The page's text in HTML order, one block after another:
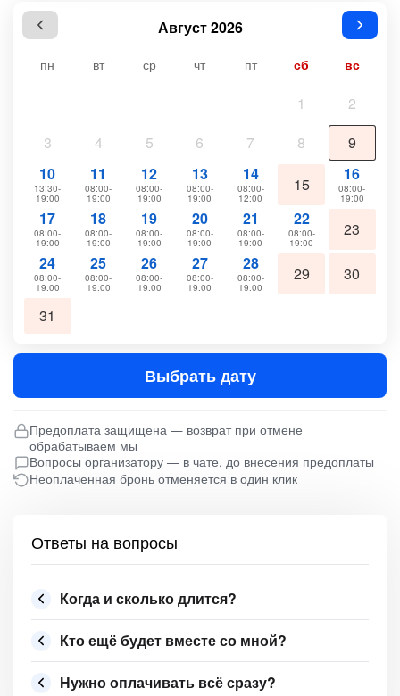
Август 2026
пн вт ср чт пт сб вс
1
2
3
4 5 6 7 8
9
10
13:30-
19:00
11
08:00-
19:00
12
08:00-
19:00
13
08:00-
19:00
14
08:00-
12:00
15
16
08:00-
19:00
17
08:00-
19:00
18
08:00-
19:00
19
08:00-
19:00
20
08:00-
19:00
21
08:00-
19:00
22
08:00-
19:00
23
24
08:00-
19:00
25
08:00-
19:00
26
08:00-
19:00
27
08:00-
19:00
28
08:00-
19:00
29 30
31
Выбрать дату
Предоплата защищена — возврат при отмене
обрабатываем мы
Вопросы организатору — в чате, до внесения предоплаты
Неоплаченная бронь отменяется в один клик
Ответы на вопросы
Когда и сколько длится?
Кто ещё будет вместе со мной?
Нужно оплачивать всё сразу?